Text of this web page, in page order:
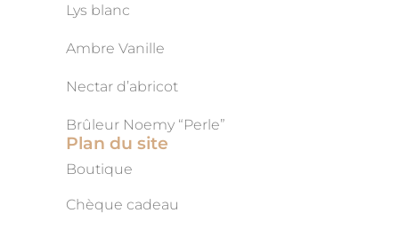
Lys blanc
Ambre Vanille
Nectar d’abricot
Brûleur Noemy “Perle”
Plan du site
Boutique
Chèque cadeau